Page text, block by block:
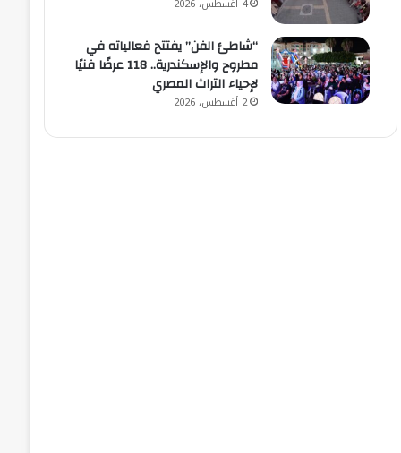
4 أغسطس، 2026
“شاطئ الفن” يفتتح فعالياته في
مطروح والإسكندرية.. 118 عرضًا فنيًا
لإحياء التراث المصري
2 أغسطس، 2026